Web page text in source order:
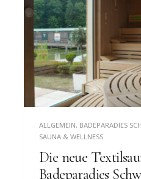
ALLGEMEIN, BADEPARADIES
SAUNA & WELLNESS
Die neue
Badeparadies